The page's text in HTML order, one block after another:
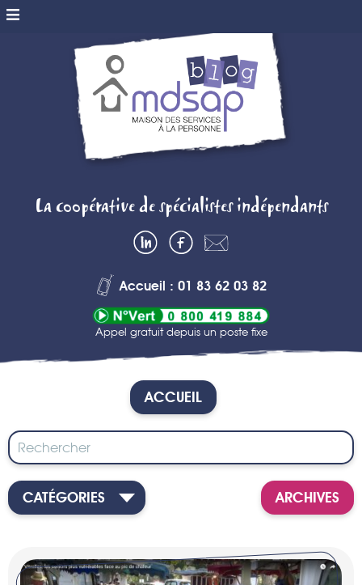
MDSAP BLOG
– MAISON DES
SERVICES A
LA PERSONNE
La coopérative de spécialistes indépendants
nous
Accueil : 01 83 62 03 82
Appel gratuit depuis un poste fixe
ACCUEIL
CATÉGORIES ARCHIVES